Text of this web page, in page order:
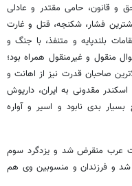
و قانون، حامی مقتدر و عادلی
فشار، شکنجه، قتل و غارت
بلندپایه و متنفذ، با جنگ و
منقول و غیرمنقول همراه بود؛
صاحبان قدرت نیز از اهانت و
مقدونی به ایران، داریوش
بدی نابود و اسیر و آواره
عرب منقرض شد و یزدگرد سوم
و فرزندان و منسوبین وی هم